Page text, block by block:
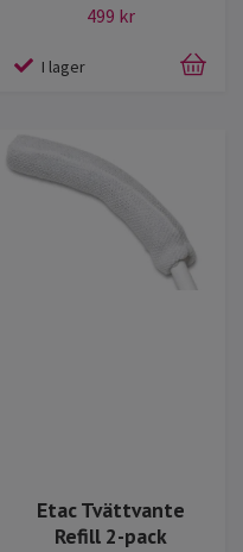
499 kr
I lager
Etac Tvättvante
Refill 2-pack